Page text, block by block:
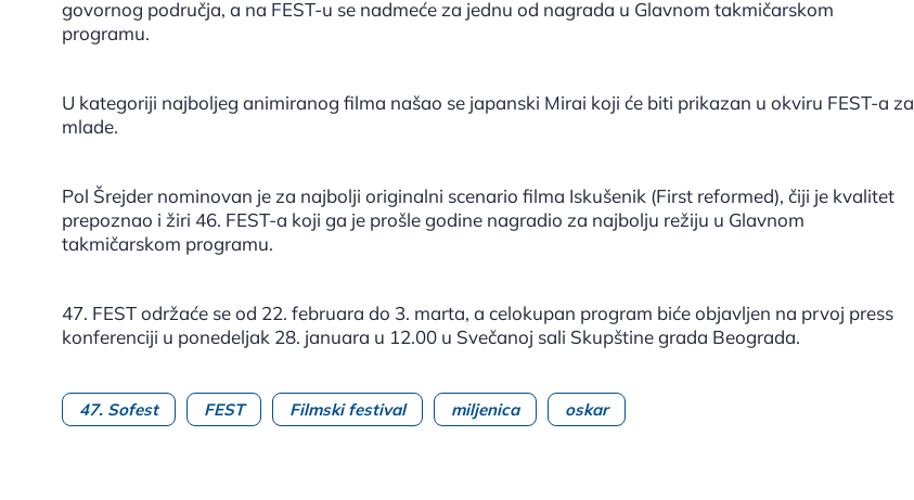
govornog područja, a na FEST-u se nadmeće za jednu od nagrada u Glavnom takmičarskom
programu.
U kategoriji najboljeg animiranog filma našao se japanski Mirai koji će biti prikazan u okviru FEST-a za
mlade.
Pol Šrejder nominovan je za najbolji originalni scenario filma Iskušenik (First reformed), čiji je kvalitet
prepoznao i žiri 46. FEST-a koji ga je prošle godine nagradio za najbolju režiju u Glavnom
takmičarskom programu.
47. FEST održaće se od 22. februara do 3. marta, a celokupan program biće objavljen na prvoj press
konferenciji u ponedeljak 28. januara u 12.00 u Svečanoj sali Skupštine grada Beograda.
47. Sofest FEST Filmski festival miljenica oskar